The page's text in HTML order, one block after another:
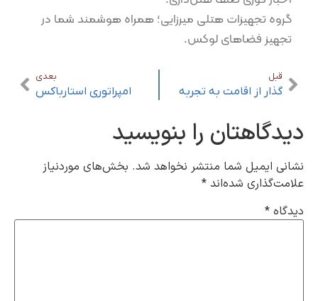
گروه تجهیزات هتلی میرزایی؛ همراه هوشمند شما در
تجهیز فضاهای لوکس.
قبل
گذار از اقامت به تجربه
بعدی
امپراتوری استارباکس
دیدگاهتان را بنویسید
نشانی ایمیل شما منتشر نخواهد شد. بخش‌های موردنیاز
علامت‌گذاری شده‌اند *
دیدگاه *